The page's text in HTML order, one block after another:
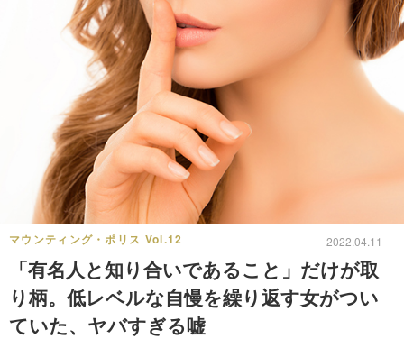
マウンティング・ポリス Vol.12 2022.04.11
「有名人と知り合いであること」だけが取
り柄。低レベルな自慢を繰り返す女がつい
ていた、ヤバすぎる嘘